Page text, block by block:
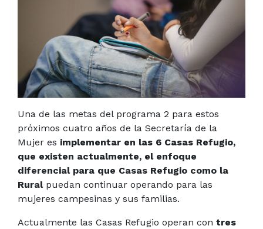
Una de las metas del programa 2 para estos
próximos cuatro años de la Secretaría de la
Mujer es implementar en las 6 Casas Refugio,
que existen actualmente, el enfoque
diferencial para que Casas Refugio como la
Ruralpuedan continuar operando para las
mujeres campesinas y sus familias.
Actualmente las Casas Refugio operan con tres